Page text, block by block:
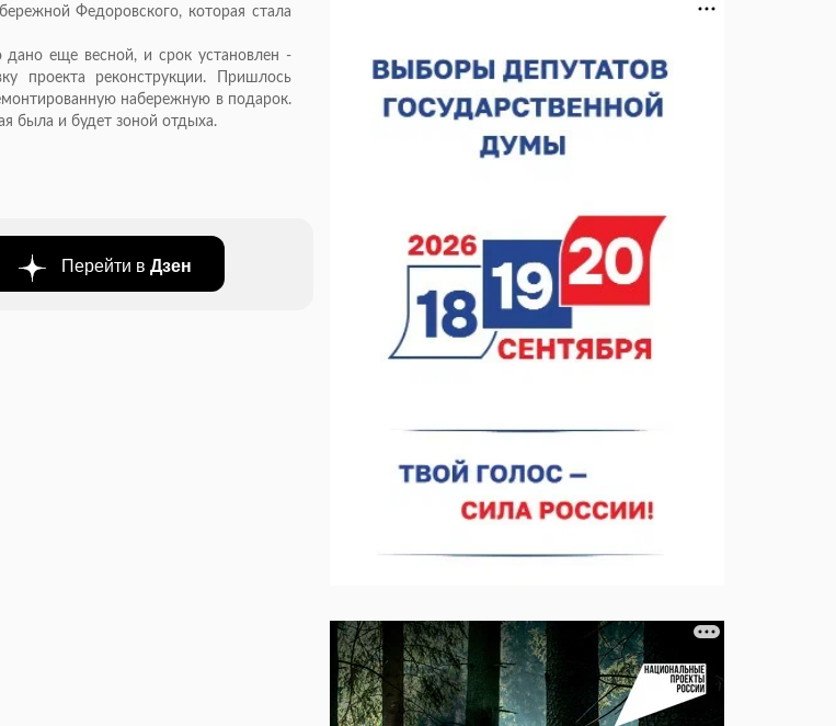
Федоровского, которая стала
еще весной, и срок установлен -
проекта реконструкции. Пришлось
набережную в подарок.
была и будет зоной отдыха.
Перейти в Дзен
07.08.2026 13:15
В Нижегородской области посещаемость
спортобъектов выросла на 28%
07.08.2026 12:15
07.08.2026 12:04
В Нижегородской области созданы четыре ММЦ
07.08.2026 11:46
телебашни